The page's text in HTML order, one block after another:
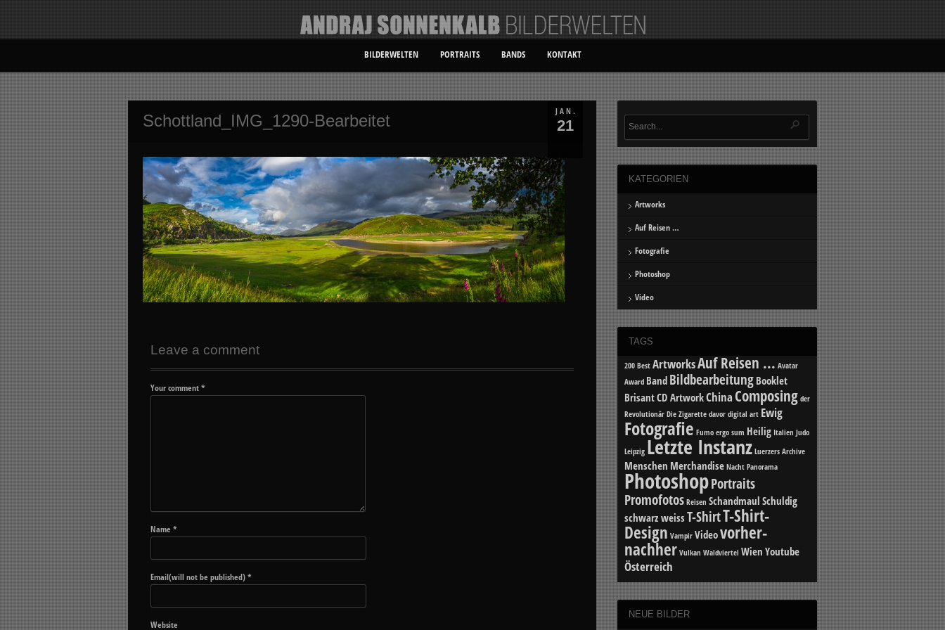
BILDERWELTEN PORTRAITS BANDS KONTAKT
JAN.
21
Schottland_IMG_1290-Bearbeitet
Leave a comment
Your comment*
Name*
Email(will not be published)*
Website
KATEGORIEN
Artworks
Auf Reisen …
Fotografie
Photoshop
Video
TAGS
200 Best ArtworksAuf Reisen ... Avatar
Award Band Bildbearbeitung Booklet
BrisantCD ArtworkChinaComposing der
Revolutionär Die Zigarette davor digital art Ewig
Fotografie Fumo ergo sum Heilig Italien Judo
Leipzig Letzte Instanz Luerzers Archive
Menschen Merchandise Nacht Panorama
PhotoshopPortraits
Promofotos Reisen Schandmaul Schuldig
schwarz weissT-ShirtT-Shirt-
Design Vampir Videovorher-
nachher Vulkan Waldviertel Wien Youtube
Österreich
NEUE BILDER